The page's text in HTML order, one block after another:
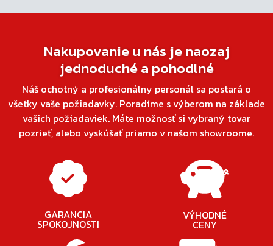
Nakupovanie u nás je naozaj
jednoduché a pohodlné
Náš ochotný a profesionálny personál sa postará o
všetky vaše požiadavky. Poradíme s výberom na základe
vašich požiadaviek. Máte možnosť si vybraný tovar
pozrieť, alebo vyskúšať priamo v našom showroome.
GARANCIA
SPOKOJNOSTI
VÝHODNÉ
CENY